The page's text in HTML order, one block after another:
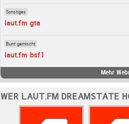
Sonstiges
laut.fm gta
Bunt gemischt
laut.fm bsf1
Mehr
WER LAUT.FM DREAMSTATE